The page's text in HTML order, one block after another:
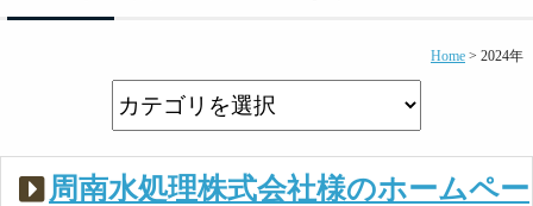
Home > 2024年
周南水処理株式会社様のホームペー